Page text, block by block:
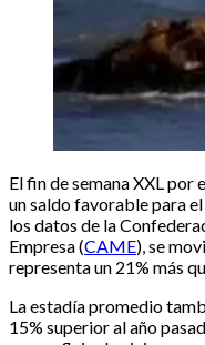
El fin de semana XXL por
un saldo favorable para el
los datos de la
Empresa (CAME), se
representa un 21% más
La estadía promedio
15% superior al año